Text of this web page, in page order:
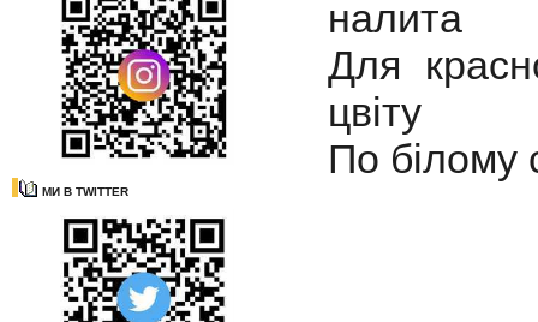
МИ В TWITTER
налита
Для
цвіту
По білому